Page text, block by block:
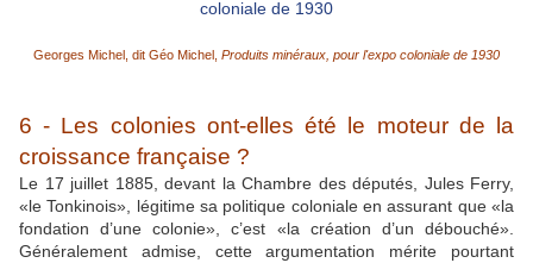
Georges Michel, dit Géo Michel, Produits minéraux, pour l'expo coloniale de 1930
6 - Les colonies ont-elles été le moteur de la
croissance française ?
Le 17 juillet 1885, devant la Chambre des députés, Jules Ferry,
«le Tonkinois», légitime sa politique coloniale en assurant que «la
fondation d’une colonie», c’est «la création d’un débouché».
Généralement admise, cette argumentation mérite pourtant